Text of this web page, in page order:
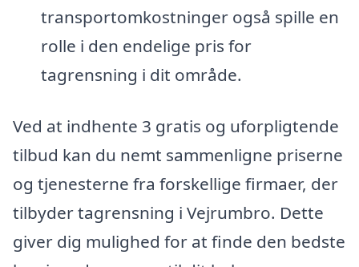
transportomkostninger også spille en
rolle i den endelige pris for
tagrensning i dit område.
Ved at indhente 3 gratis og uforpligtende
tilbud kan du nemt sammenligne priserne
og tjenesterne fra forskellige firmaer, der
tilbyder tagrensning i Vejrumbro. Dette
giver dig mulighed for at finde den bedste